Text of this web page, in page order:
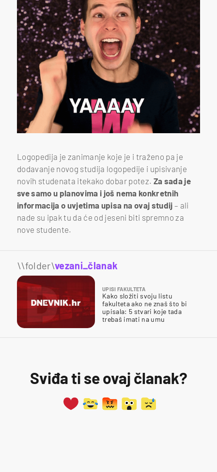
Logopedija je zanimanje koje je i traženo pa je
dodavanje novog studija logopedije i upisivanje
novih studenata itekako dobar potez. Za sada je
sve samo u planovima i još nema konkretnih
informacija o uvjetima upisa na ovaj studij – ali
nade su ipak tu da će od jeseni biti spremno za
nove studente.
\\folder\vezani_članak
UPISI FAKULTETA
Kako složiti svoju listu
fakulteta ako ne znaš što bi
upisala: 5 stvari koje tada
trebaš imati na umu
Sviđa ti se ovaj članak?